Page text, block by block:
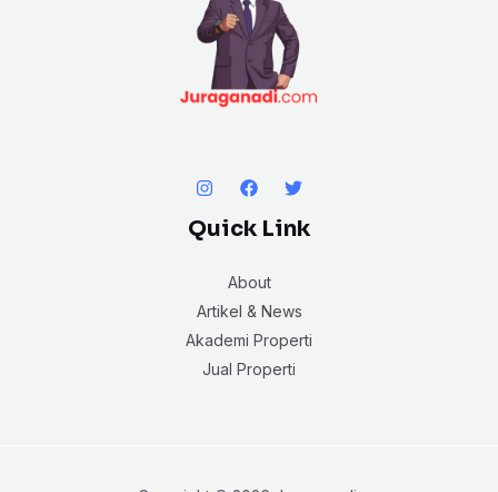
Quick Link
About
Artikel & News
Akademi Properti
Jual Properti